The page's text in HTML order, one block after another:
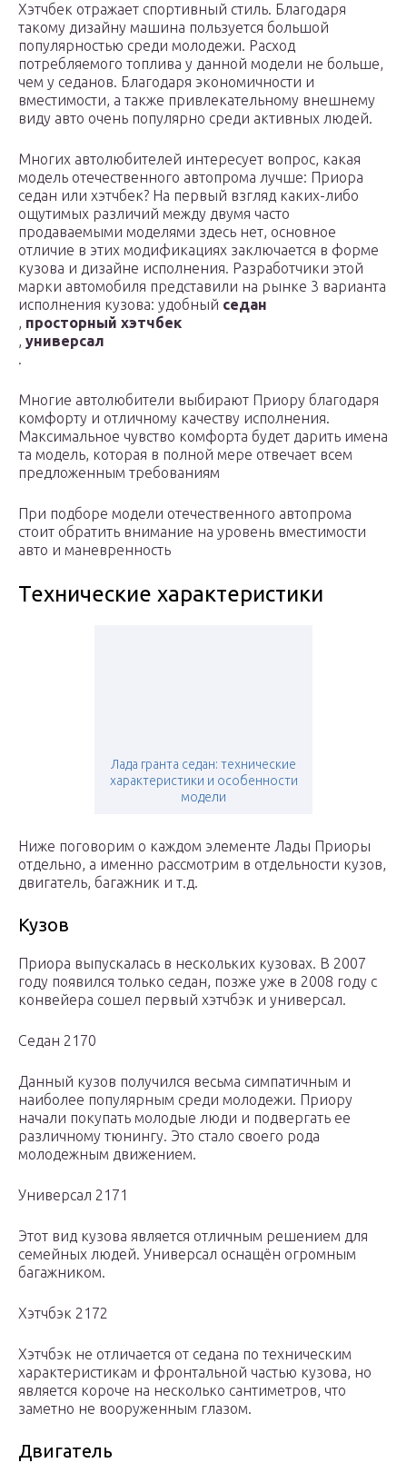
Хэтчбек отражает спортивный стиль. Благодаря
такому дизайну машина пользуется большой
популярностью среди молодежи. Расход
потребляемого топлива у данной модели не больше,
чем у седанов. Благодаря экономичности и
вместимости, а также привлекательному внешнему
виду авто очень популярно среди активных людей.
Многих автолюбителей интересует вопрос, какая
модель отечественного автопрома лучше: Приора
седан или хэтчбек? На первый взгляд каких-либо
ощутимых различий между двумя часто
продаваемыми моделями здесь нет, основное
отличие в этих модификациях заключается в форме
кузова и дизайне исполнения. Разработчики этой
марки автомобиля представили на рынке 3 варианта
исполнения кузова: удобный седан
, просторный хэтчбек
, универсал
.
Многие автолюбители выбирают Приору благодаря
комфорту и отличному качеству исполнения.
Максимальное чувство комфорта будет дарить имена
та модель, которая в полной мере отвечает всем
предложенным требованиям
При подборе модели отечественного автопрома
стоит обратить внимание на уровень вместимости
авто и маневренность
Технические характеристики
Лада гранта седан: технические
характеристики и особенности
модели
Ниже поговорим о каждом элементе Лады Приоры
отдельно, а именно рассмотрим в отдельности кузов,
двигатель, багажник и т.д.
Кузов
Приора выпускалась в нескольких кузовах. В 2007
году появился только седан, позже уже в 2008 году с
конвейера сошел первый хэтчбэк и универсал.
Седан 2170
Данный кузов получился весьма симпатичным и
наиболее популярным среди молодежи. Приору
начали покупать молодые люди и подвергать ее
различному тюнингу. Это стало своего рода
молодежным движением.
Универсал 2171
Этот вид кузова является отличным решением для
семейных людей. Универсал оснащён огромным
багажником.
Хэтчбэк 2172
Хэтчбэк не отличается от седана по техническим
характеристикам и фронтальной частью кузова, но
является короче на несколько сантиметров, что
заметно не вооруженным глазом.
Двигатель